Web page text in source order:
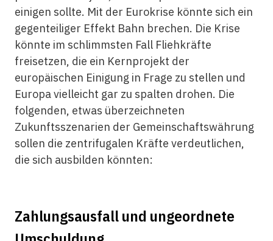
einigen sollte. Mit der Eurokrise könnte sich ein
gegenteiliger Effekt Bahn brechen. Die Krise
könnte im schlimmsten Fall Fliehkräfte
freisetzen, die ein Kernprojekt der
europäischen Einigung in Frage zu stellen und
Europa vielleicht gar zu spalten drohen. Die
folgenden, etwas überzeichneten
Zukunftsszenarien der Gemeinschaftswährung
sollen die zentrifugalen Kräfte verdeutlichen,
die sich ausbilden könnten:
Zahlungsausfall und ungeordnete